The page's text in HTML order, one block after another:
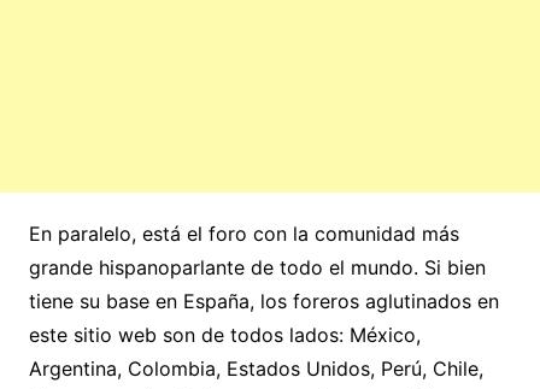
En paralelo, está el foro con la comunidad más
grande hispanoparlante de todo el mundo. Si bien
tiene su base en España, los foreros aglutinados en
este sitio web son de todos lados: México,
Argentina, Colombia, Estados Unidos, Perú, Chile,